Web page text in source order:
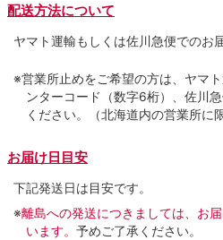
配送方法について
ヤマト運輸もしくは佐川急便でのお
※営業所止めをご希望の方は、ヤマ
ンターコード（数字6桁）、佐川
ください。（北海道内の営業所に
お届け日目安
下記発送日は目安です。
※離島への発送につきましては、お
います。 予めご了承ください。